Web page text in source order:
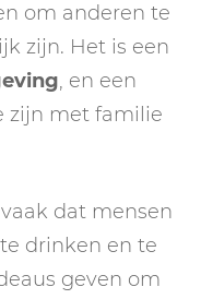
om anderen te
zijn. Het is een
, en een
zijn met familie
dat mensen
drinken en te
geven om